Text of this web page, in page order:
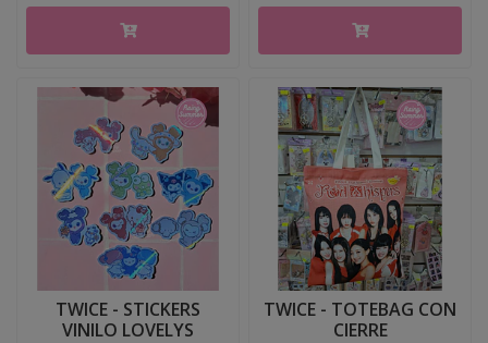
TWICE - STICKERS
VINILO LOVELYS
TWICE - TOTEBAG CON
CIERRE